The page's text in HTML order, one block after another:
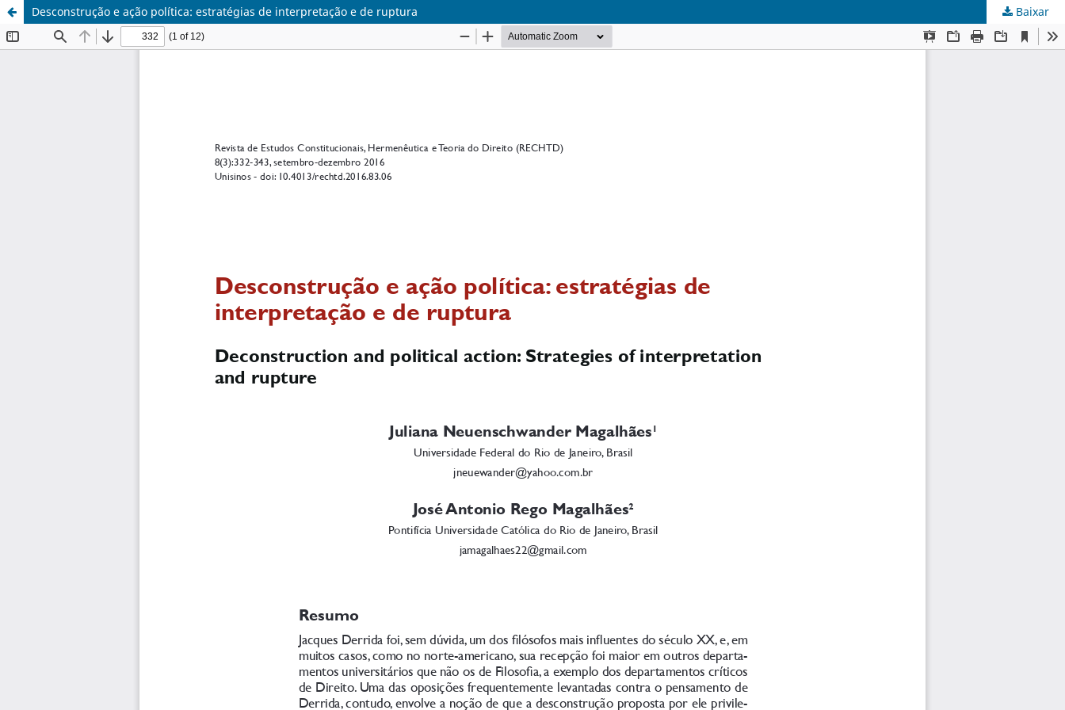
Desconstrução e ação política: estratégias de interpretação e de ruptura Baixar